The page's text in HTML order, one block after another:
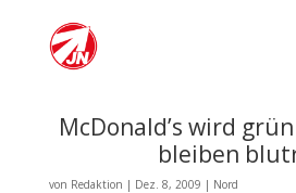
McDonald’s wird
bleiben
von Redaktion | Dez. 8, 2009 | Nord